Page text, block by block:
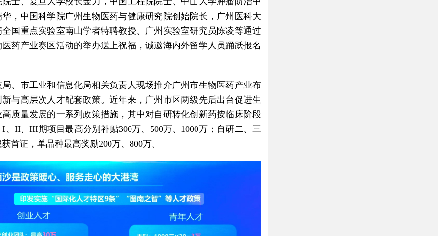
，中国科学院广州生物医药与健康研究院创始院长，广州医科大
国重点实验室南山学者特聘教授、广州实验室研究员陈凌等通过
药产业赛区活动的举办送上祝福，诚邀海内外留学人员踊跃报名
、市工业和信息化局相关负责人现场推介广州市生物医药产业布
与高层次人才配套政策。近年来，广州市区两级先后出台促进生
质量发展的一系列政策措施，其中对自研转化创新药按临床阶段
、II、III期项目最高分别补贴300万、500万、1000万；自研二、三
首证，单品种最高奖励200万、800万。